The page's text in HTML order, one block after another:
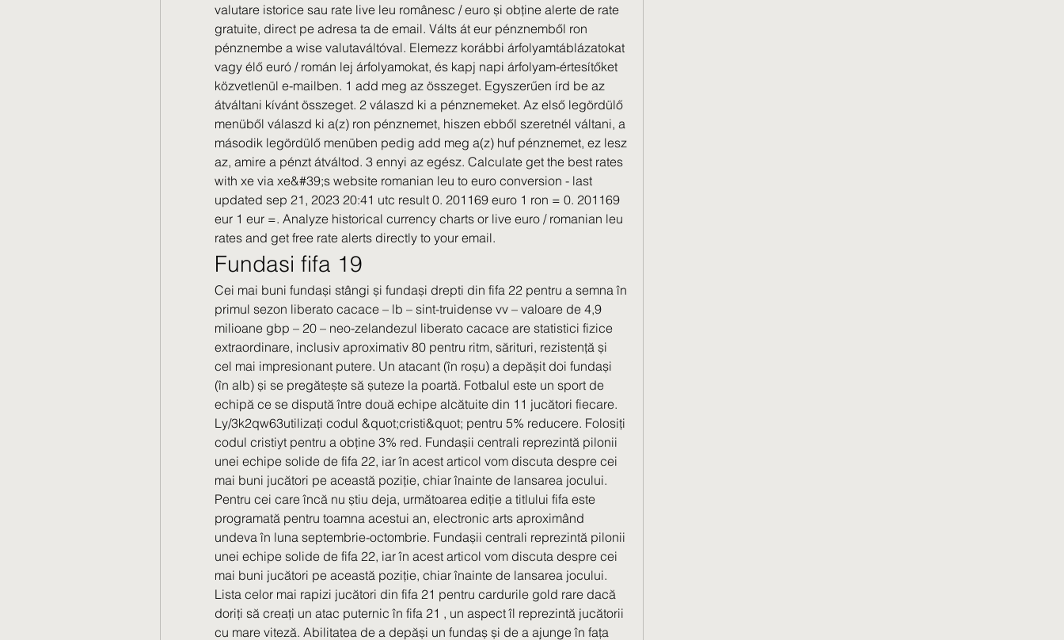
valutare istorice sau rate live leu românesc / euro și obține alerte de rate
gratuite, direct pe adresa ta de email. Válts át eur pénznemből ron
pénznembe a wise valutaváltóval. Elemezz korábbi árfolyamtáblázatokat
vagy élő euró / román lej árfolyamokat, és kapj napi árfolyam-értesítőket
közvetlenül e-mailben. 1 add meg az összeget. Egyszerűen írd be az
átváltani kívánt összeget. 2 válaszd ki a pénznemeket. Az első legördülő
menüből válaszd ki a(z) ron pénznemet, hiszen ebből szeretnél váltani, a
második legördülő menüben pedig add meg a(z) huf pénznemet, ez lesz
az, amire a pénzt átváltod. 3 ennyi az egész. Calculate get the best rates
with xe via xe&#39;s website romanian leu to euro conversion - last
updated sep 21, 2023 20:41 utc result 0. 201169 euro 1 ron = 0. 201169
eur 1 eur =. Analyze historical currency charts or live euro / romanian leu
rates and get free rate alerts directly to your email.
Fundasi fifa 19
Cei mai buni fundași stângi și fundași drepti din fifa 22 pentru a semna în
primul sezon liberato cacace – lb – sint-truidense vv – valoare de 4,9
milioane gbp – 20 – neo-zelandezul liberato cacace are statistici fizice
extraordinare, inclusiv aproximativ 80 pentru ritm, sărituri, rezistență și
cel mai impresionant putere. Un atacant (în roșu) a depășit doi fundași
(în alb) și se pregătește să șuteze la poartă. Fotbalul este un sport de
echipă ce se dispută între două echipe alcătuite din 11 jucători fiecare.
Ly/3k2qw63utilizați codul &quot;cristi&quot; pentru 5% reducere. Folosiți
codul cristiyt pentru a obține 3% red. Fundașii centrali reprezintă pilonii
unei echipe solide de fifa 22, iar în acest articol vom discuta despre cei
mai buni jucători pe această poziție, chiar înainte de lansarea jocului.
Pentru cei care încă nu știu deja, următoarea ediție a titlului fifa este
programată pentru toamna acestui an, electronic arts aproximând
undeva în luna septembrie-octombrie. Fundașii centrali reprezintă pilonii
unei echipe solide de fifa 22, iar în acest articol vom discuta despre cei
mai buni jucători pe această poziție, chiar înainte de lansarea jocului.
Lista celor mai rapizi jucători din fifa 21 pentru cardurile gold rare dacă
doriți să creați un atac puternic în fifa 21 , un aspect îl reprezintă jucătorii
cu mare viteză. Abilitatea de a depăși un fundaș și de a ajunge în fața